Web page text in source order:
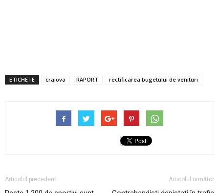
ETICHETE craiova RAPORT rectificarea bugetului de venituri
Articolul precedent Articolul următor